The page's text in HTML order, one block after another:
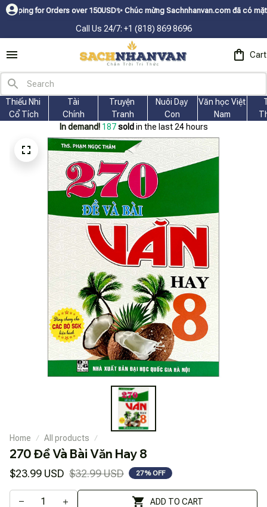
Orders over 150USDㅤ✨Chúc mừng Sachnhanvan.com đã có mặt hơn 200
Call Us 24/7: +1 (818) 869 8696
Cart
Thiếu Nhi
Cổ Tích
Tài
Chính
Truyện
Tranh
Nuôi Dạy
Con
Văn học Việt
Nam
In demand! 190 sold in the last 24 hours
Home All products
270 Đề Và Bài Văn Hay 8
$23.99 USD $32.99 USD 27% OFF
ADD TO CART